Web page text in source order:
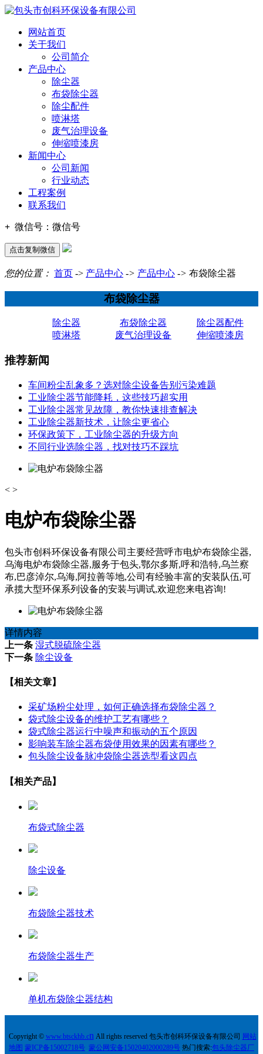
网站首页
关于我们
公司简介
产品中心
除尘器
布袋除尘器
除尘配件
喷淋塔
废气治理设备
伸缩喷漆房
新闻中心
公司新闻
行业动态
工程案例
联系我们
+ 微信号： 微信号
点击复制微信
您的位置： 首页 -> 产品中心 -> 产品中心 -> 布袋除尘器
布袋除尘器
除尘器 布袋除尘器
除尘器配件
喷淋塔
废气治理设备 伸缩喷漆房
推荐新闻
车间粉尘乱象多？选对除尘设备告别污染难题
工业除尘器节能降耗，这些技巧超实用
工业除尘器常见故障，教你快速排查解决
工业除尘器新技术，让除尘更省心
环保政策下，工业除尘器的升级方向
不同行业选除尘器，找对技巧不踩坑
< >
电炉布袋除尘器
包头市创科环保设备有限公司主要经营呼市电炉布袋除尘器,
乌海电炉布袋除尘器,服务于包头,鄂尔多斯,呼和浩特,乌兰察
布,巴彦淖尔,乌海,阿拉善等地,公司有经验丰富的安装队伍,可
承揽大型环保系列设备的安装与调试,欢迎您来电咨询!
详情内容
上一条 湿式脱硫除尘器
下一条 除尘设备
【相关文章】
采矿场粉尘处理，如何正确选择布袋除尘器？
袋式除尘设备的维护工艺有哪些？
袋式除尘器运行中噪声和振动的五个原因
影响装车除尘器布袋使用效果的因素有哪些？
包头除尘设备脉冲袋除尘器选型看这四点
【相关产品】
布袋式除尘器
除尘设备
布袋除尘器技术
布袋除尘器生产
单机布袋除尘器结构
Copyright © www.btsckhb.cnAll rights reserved 包头市创科环保设备有限公司 网站
地图 蒙ICP备15002718号 蒙公网安备15020402000289号 热门搜索:包头除尘器厂